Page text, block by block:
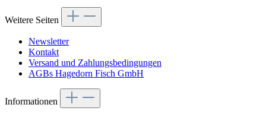
Weitere Seiten
Newsletter
Kontakt
Versand und Zahlungsbedingungen
AGBs Hagedorn Fisch GmbH
Informationen